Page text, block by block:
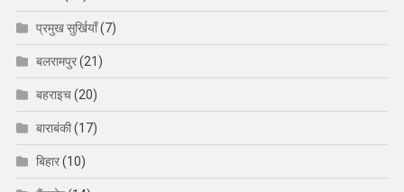
प्रमुख सुर्खियाँ(7)
बलरामपुर(21)
बहराइच(20)
बाराबंकी(17)
बिहार(10)